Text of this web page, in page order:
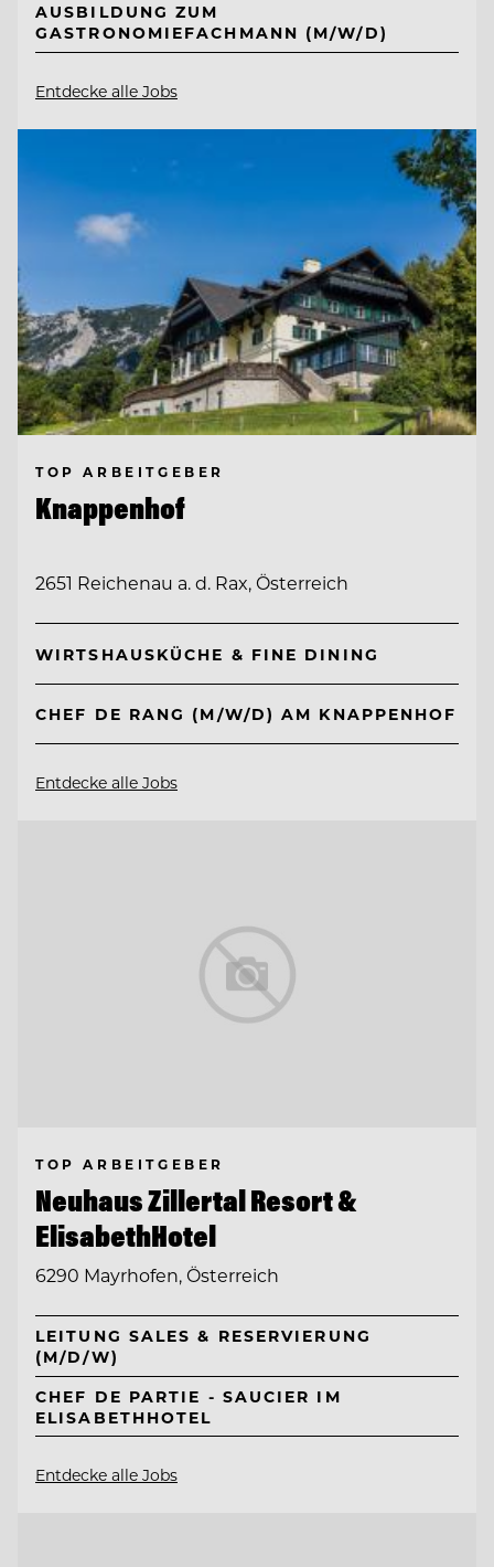
AUSBILDUNG ZUM
GASTRONOMIEFACHMANN (M/W/D)
Entdecke alle Jobs
TOP ARBEITGEBER
Knappenhof
2651 Reichenau a. d. Rax, Österreich
WIRTSHAUSKÜCHE & FINE DINING
CHEF DE RANG (M/W/D) AM KNAPPENHOF
Entdecke alle Jobs
TOP ARBEITGEBER
Neuhaus Zillertal Resort &
ElisabethHotel
6290 Mayrhofen, Österreich
LEITUNG SALES & RESERVIERUNG
(M/D/W)
CHEF DE PARTIE - SAUCIER IM
ELISABETHHOTEL
Entdecke alle Jobs